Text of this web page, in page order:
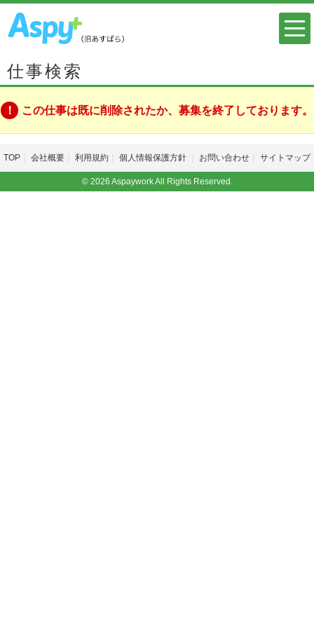
仕事検索
この仕事は既に削除されたか、募集を終了しております。
TOP 会社概要 利用規約 個人情報保護方針 お問い合わせ サイトマップ
© 2026 Aspaywork All Rights Reserved.